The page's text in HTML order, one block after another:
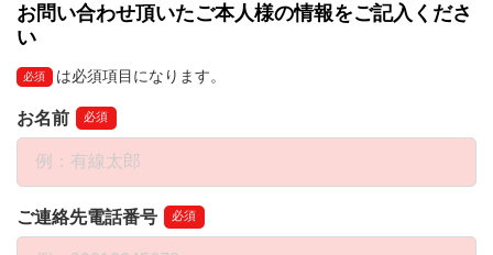
お問い合わせ頂いたご本人様の情報をご記入くださ
い
必須 は必須項目になります。
お名前 必須
ご連絡先電話番号 必須